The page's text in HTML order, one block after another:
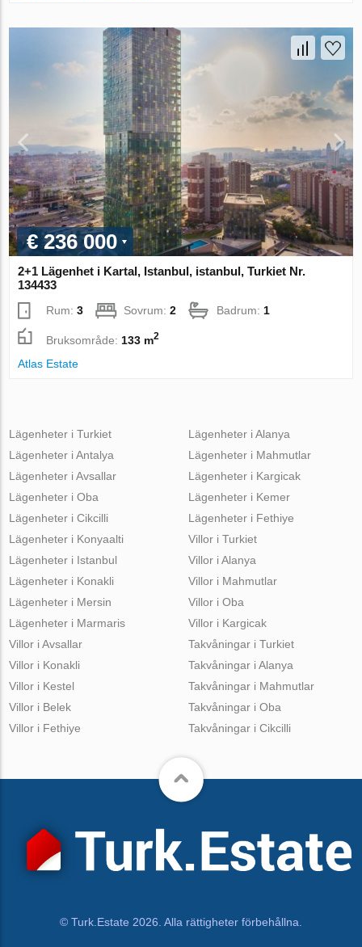
€ 236 000
2+1 Lägenhet i Kartal, Istanbul, istanbul, Turkiet Nr.
134433
Rum:3 Sovrum:2 Badrum:1
Bruksområde: 133 m2
Atlas Estate
Lägenheter i Turkiet
Lägenheter i Antalya
Lägenheter i Avsallar
Lägenheter i Oba
Lägenheter i Cikcilli
Lägenheter i Alanya
Lägenheter i Mahmutlar
Lägenheter i Kargicak
Lägenheter i Kemer
Lägenheter i Fethiye
Lägenheter i Konyaalti
Lägenheter i Istanbul
Lägenheter i Konakli
Lägenheter i Mersin
Lägenheter i Marmaris
Villor i Turkiet
Villor i Alanya
Villor i Mahmutlar
Villor i Oba
Villor i Kargicak
Villor i Avsallar
Villor i Konakli
Villor i Kestel
Villor i Belek
Villor i Fethiye
Takvåningar i Turkiet
Takvåningar i Alanya
Takvåningar i Mahmutlar
Takvåningar i Oba
Takvåningar i Cikcilli
© Turk.Estate 2026. Alla rättigheter förbehållna.